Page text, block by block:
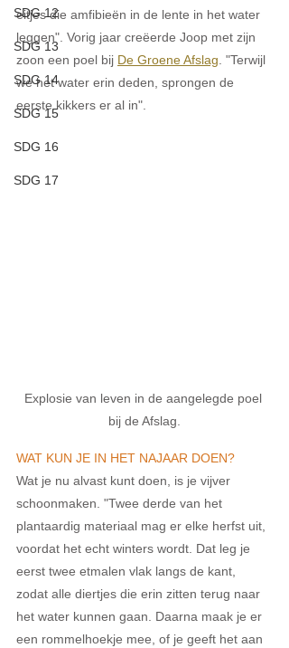
SDG 12
SDG 13
SDG 14
SDG 15
SDG 16
SDG 17
eitjes die amfibieën in de lente in het water
leggen". Vorig jaar creëerde Joop met zijn
zoon een poel bij De Groene Afslag . "Terwijl
we het water erin deden, sprongen de
eerste kikkers er al in".
Explosie van leven in de aangelegde poel
bij de Afslag.
WAT KUN JE IN HET NAJAAR DOEN?
Wat je nu alvast kunt doen, is je vijver
schoonmaken. "Twee derde van het
plantaardig materiaal mag er elke herfst uit,
voordat het echt winters wordt. Dat leg je
eerst twee etmalen vlak langs de kant,
zodat alle diertjes die erin zitten terug naar
het water kunnen gaan. Daarna maak je er
een rommelhoekje mee, of je geeft het aan